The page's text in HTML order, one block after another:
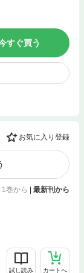
すぐ買う
お気に入り登録
1巻から | 最新刊から
試し読み カートへ